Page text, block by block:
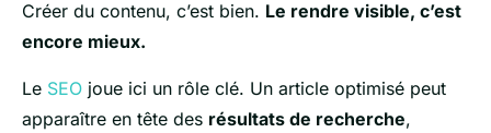
Créer du contenu, c’est bien. Le rendre visible, c’est
encore mieux.
Le SEO joue ici un rôle clé. Un article optimisé peut
apparaître en tête des résultats de recherche,